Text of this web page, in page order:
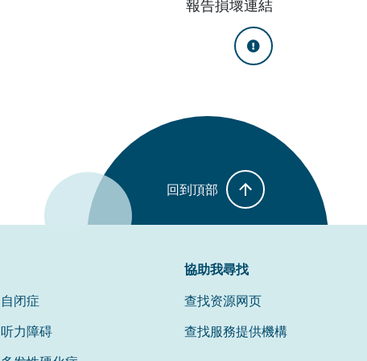
報告損壞連結
回到頂部
自闭症
听力障碍
協助我尋找
查找资源网页
查找服務提供機構